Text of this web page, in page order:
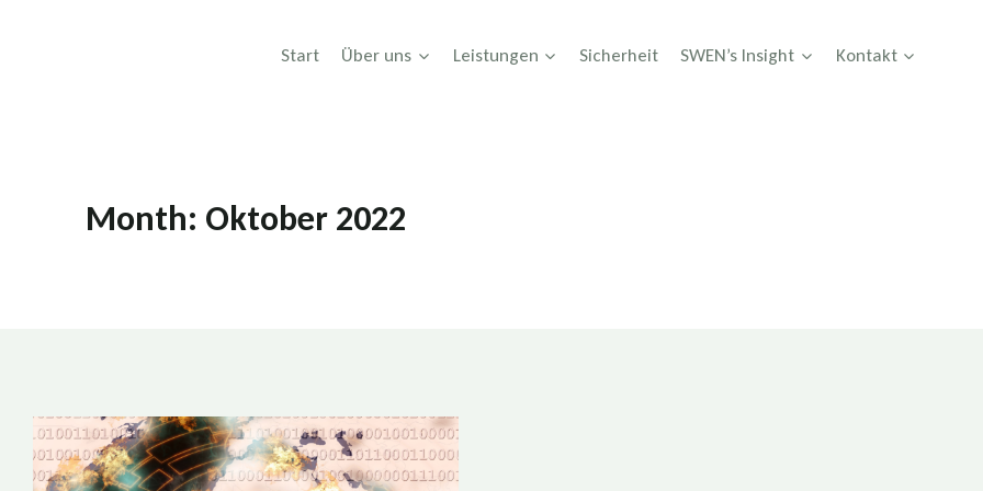
Start Über uns Leistungen Sicherheit SWEN’s Insight Kontakt
Month: Oktober 2022